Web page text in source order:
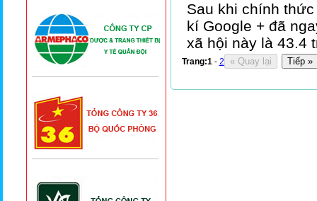
Sau khi chính
kí Google + đã
xã hội này là 43.4
Trang:1- 2